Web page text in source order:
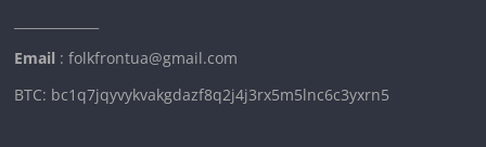
Email : folkfrontua@gmail.com
BTC: bc1q7jqyvykvakgdazf8q2j4j3rx5m5lnc6c3yxrn5